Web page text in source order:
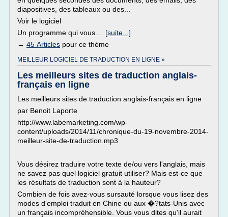
diapositives, des tableaux ou des...
Voir le logiciel
Un programme qui vous... [suite...]
→ 45 Articles pour ce thème
MEILLEUR LOGICIEL DE TRADUCTION EN LIGNE »
Les meilleurs sites de traduction anglais-
français en ligne
Les meilleurs sites de traduction anglais-français en ligne
par Benoit Laporte
http://www.labemarketing.com/wp-
content/uploads/2014/11/chronique-du-19-novembre-2014-
meilleur-site-de-traduction.mp3
Vous désirez traduire votre texte de/ou vers l'anglais, mais
ne savez pas quel logiciel gratuit utiliser? Mais est-ce que
les résultats de traduction sont à la hauteur?
Combien de fois avez-vous sursauté lorsque vous lisez des
modes d'emploi traduit en Chine ou aux �?tats-Unis avec
un français incompréhensible. Vous vous dites qu'il aurait